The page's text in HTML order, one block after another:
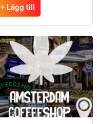
+ Lägg till